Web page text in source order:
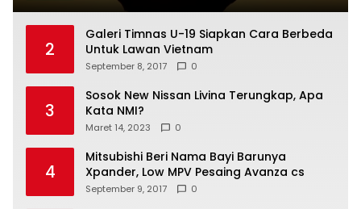
2
Galeri Timnas U-19 Siapkan Cara Berbeda
Untuk Lawan Vietnam
September 8, 2017 0
3
Sosok New Nissan Livina Terungkap, Apa
Kata NMI?
Maret 14, 2023 0
4
Mitsubishi Beri Nama Bayi Barunya
Xpander, Low MPV Pesaing Avanza cs
September 9, 2017 0